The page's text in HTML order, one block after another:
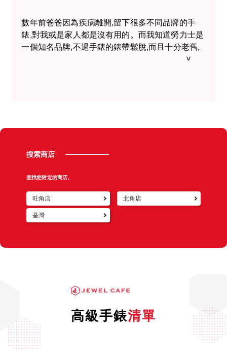
切地提醒我星期六可能比較忙,我當刻立即覺得很貼
心!當天去到Jewel Cafe店員已知道大概情況,專業
精準的檢查並決定了價錢,期間又像朋友一樣和我聊
天,令第一次賣錶的我覺得很舒服毫無壓力。謝謝店
數年前爸爸因為疾病離開,留下很多不同品牌的手
錶,對我或是家人都是沒有用的。而我知道勞力士是
一個知名品牌,不過手錶的錶帶鬆脫,而且十分老舊,
心想還可以換到現金嗎?某天在街上收到宣傳面紙
搜索商店
查找您附近的商店。
旺角店 北角店
荃灣
高級手錶清單